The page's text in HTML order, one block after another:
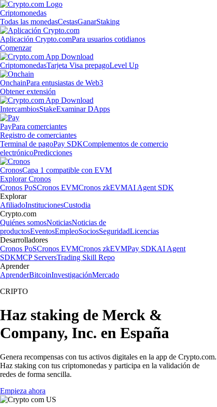
Criptomonedas
Todas las monedasCestasGanarStaking
Aplicación Crypto.comPara usuarios cotidianos
Comenzar
CriptomonedasTarjeta Visa prepagoLevel Up
OnchainPara entusiastas de Web3
Obtener extensión
IntercambiosStakeExaminar DApps
PayPara comerciantes
Registro de comerciantes
Terminal de pagoPay SDKComplementos de comercio
electrónicoPredicciones
CronosCapa 1 compatible con EVM
Explorar Cronos
Cronos PoSCronos EVMCronos zkEVMAI Agent SDK
Explorar
AfiliadoInstitucionesCustodia
Crypto.com
Quiénes somosNoticiasNoticias de
productosEventosEmpleoSociosSeguridadLicencias
Desarrolladores
Cronos PoSCronos EVMCronos zkEVMPay SDKAI Agent
SDKMCP ServersTrading Skill Repo
Aprender
AprenderBitcoinInvestigaciónMercado
CRIPTO
Haz staking de Merck &
Company, Inc. en España
Genera recompensas con tus activos digitales en la app de Crypto.com.
Haz staking con tus criptomonedas y participa en la validación de
redes de forma sencilla.
Empieza ahora